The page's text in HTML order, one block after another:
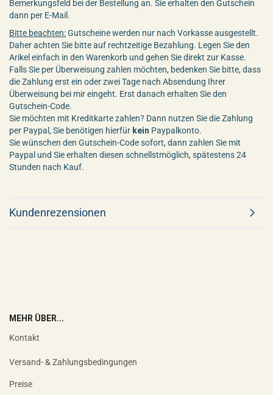
Bemerkungsfeld bei der Bestellung an. Sie erhalten den Gutschein
dann per E-Mail.
Bitte beachten:Gutscheine werden nur nach Vorkasse ausgestellt.
Daher achten Sie bitte auf rechtzeitige Bezahlung. Legen Sie den
Arikel einfach in den Warenkorb und gehen Sie direkt zur Kasse.
Falls Sie per Überweisung zahlen möchten, bedenken Sie bitte, dass
die Zahlung erst ein oder zwei Tage nach Absendung Ihrer
Überweisung bei mir eingeht. Erst danach erhalten Sie den
Gutschein-Code.
Sie möchten mit Kreditkarte zahlen? Dann nutzen Sie die Zahlung
per Paypal, Sie benötigen hierfür kein Paypalkonto.
Sie wünschen den Gutschein-Code sofort, dann zahlen Sie mit
Paypal und Sie erhalten diesen schnellstmöglich, spätestens 24
Stunden nach Kauf.
Kundenrezensionen
MEHR ÜBER...
Kontakt
Versand- & Zahlungsbedingungen
Preise